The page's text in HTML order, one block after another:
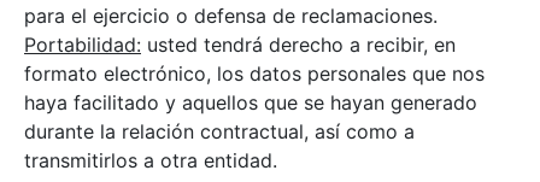
para el ejercicio o defensa de reclamaciones.
Portabilidad: usted tendrá derecho a recibir, en
formato electrónico, los datos personales que nos
haya facilitado y aquellos que se hayan generado
durante la relación contractual, así como a
transmitirlos a otra entidad.